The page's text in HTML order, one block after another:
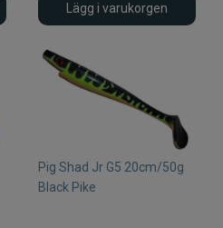
Lägg i varukorgen
Pig Shad Jr G5 20cm/50g
Black Pike